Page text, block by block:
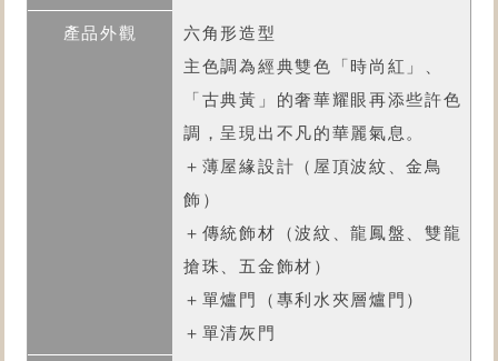
六角形造型
主色調為經典雙色「時尚紅」、
「古典黃」的奢華耀眼再添些許色
調，呈現出不凡的華麗氣息。
＋薄屋緣設計（屋頂波紋、金鳥
飾）
＋傳統飾材（波紋、龍鳳盤、雙龍
搶珠、五金飾材）
＋單爐門（專利水夾層爐門）
＋單清灰門